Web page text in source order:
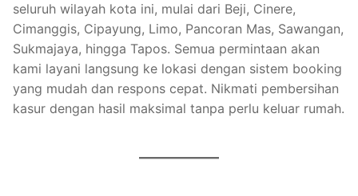
seluruh wilayah kota ini, mulai dari Beji, Cinere,
Cimanggis, Cipayung, Limo, Pancoran Mas, Sawangan,
Sukmajaya, hingga Tapos. Semua permintaan akan
kami layani langsung ke lokasi dengan sistem booking
yang mudah dan respons cepat. Nikmati pembersihan
kasur dengan hasil maksimal tanpa perlu keluar rumah.